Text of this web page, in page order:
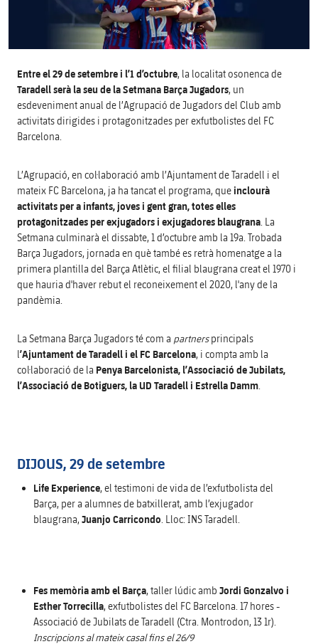
Presidents
Patronat FBV
Transparència
Aliances
Contacte
Residències per a la Gent Gran
Codi ètic
Entre el 29 de setembre i l’1 d’octubre, la localitat osonenca de
Taradell serà la seu de la Setmana Barça Jugadors, un
esdeveniment anual de l’Agrupació de Jugadors del Club amb
activitats dirigides i protagonitzades per exfutbolistes del FC
Barcelona.
L’Agrupació, en col·laboració amb l’Ajuntament de Taradell i el
mateix FC Barcelona, ja ha tancat el programa, que inclourà
activitats per a infants, joves i gent gran, totes elles
protagonitzades per exjugadors i exjugadores blaugrana La
Setmana culminarà el dissabte, 1 d’octubre amb la 19a. Trobada
Barça Jugadors, jornada en què també es retrà homenatge a la
primera plantilla del Barça Atlètic, el filial blaugrana creat el 1970 i
que hauria d'haver rebut el reconeixement el 2020, l'any de la
pandèmia.
La Setmana Barça Jugadors té com a partnersprincipals
l’Ajuntament de Taradell i el FC Barcelona, i compta amb la
col·laboració de la Penya Barcelonista, l’Associació de Jubilats,
l’Associació de Botiguers, la UD Taradell i Estrella Damm
DIJOUS, 29 de setembre
Life Experience, el testimoni de vida de l’exfutbolista del
Barça, per a alumnes de batxillerat, amb l’exjugador
blaugrana, Juanjo Carricondo . Lloc: INS Taradell.
Fes memòria amb el Barça, taller lúdic amb Jordi Gonzalvo i
Esther Torrecilla, exfutbolistes del FC Barcelona. 17 hores -
Associació de Jubilats de Taradell (Ctra. Montrodon, 13 1r).
Inscripcions al mateix casal fins el 26/9